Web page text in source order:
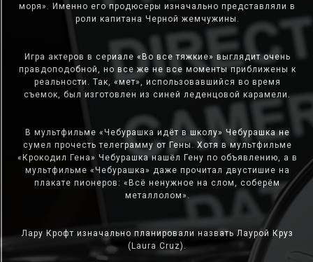
моря». Именно его продюсеры изначально представляли в
роли капитана Черной жемчужины.
Игра актеров в сериале «Во все тяжкие» выглядит очень
правдоподобной, но все же не все моменты приближены к
реальности. Так, «мет», использовавшийся во время
съемок, был изготовлен из синей леденцовой карамели.
В мультфильме «Чебурашка идёт в школу» Чебурашка не
сумел прочесть телеграмму от Гены. Хотя в мультфильме
«Крокодил Гена» Чебурашка нашёл Гену по объявлению, а в
мультфильме «Чебурашка» даже прочитал двустишие на
плакате пионеров: «Всё ненужное на слом, соберём
металлолом».
Лару Крофт изначально планировали назвать Лаурой Круз
(Laura Cruz).